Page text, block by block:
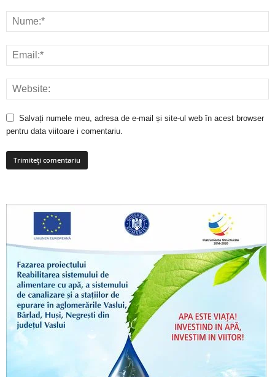
Salvați numele meu, adresa de e-mail și site-ul web în acest browser
pentru data viitoare i comentariu.